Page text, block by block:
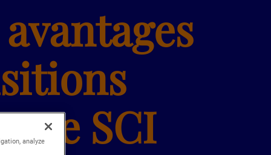
SCI
analyze